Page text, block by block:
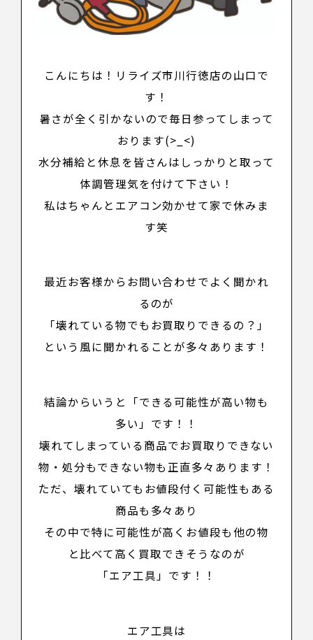
こんにちは！リライズ市川行徳店の山口で
す！
暑さが全く引かないので毎日参ってしまって
おります(>_<)
水分補給と休息を皆さんはしっかりと取って
体調管理気を付けて下さい！
私はちゃんとエアコン効かせて家で休みま
す笑
最近お客様からお問い合わせでよく聞かれ
るのが
「壊れている物でもお買取りできるの？ 」
という風に聞かれることが多々あります！
結論からいうと「できる可能性が高い物も
多い 」です！！
壊れてしまっている商品でお買取りできない
物・処分もできない物も正直多々あります！
ただ、壊れていてもお値段付く可能性もある
商品も多々あり
その中で特に可能性が高くお値段も他の物
と比べて高く買取できそうなのが
「エア工具 」です！！
エア工具は